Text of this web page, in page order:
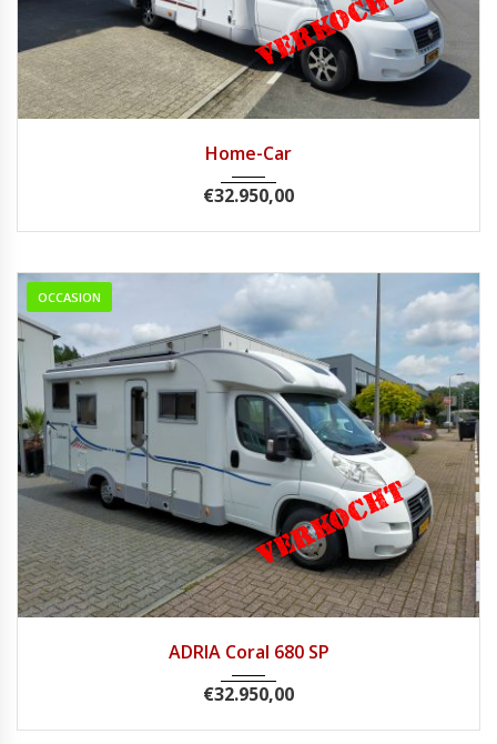
Home-Car
€32.950,00
OCCASION
ADRIA Coral 680 SP
€32.950,00